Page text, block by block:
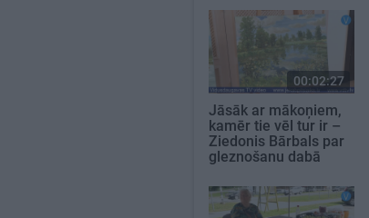
00:02:27
Jāsāk ar mākoņiem,
kamēr tie vēl tur ir –
Ziedonis Bārbals par
gleznošanu dabā